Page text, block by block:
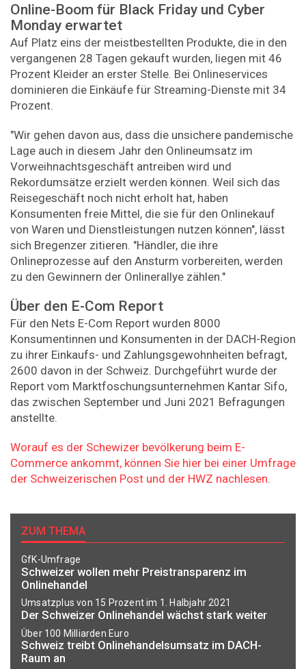
Online-Boom für Black Friday und Cyber
Monday erwartet
Auf Platz eins der meistbestellten Produkte, die in den
vergangenen 28 Tagen gekauft wurden, liegen mit 46
Prozent Kleider an erster Stelle. Bei Onlineservices
dominieren die Einkäufe für Streaming-Dienste mit 34
Prozent.
"Wir gehen davon aus, dass die unsichere pandemische
Lage auch in diesem Jahr den Onlineumsatz im
Vorweihnachtsgeschäft antreiben wird und
Rekordumsätze erzielt werden können. Weil sich das
Reisegeschäft noch nicht erholt hat, haben
Konsumenten freie Mittel, die sie für den Onlinekauf
von Waren und Dienstleistungen nutzen können", lässt
sich Bregenzer zitieren. "Händler, die ihre
Onlineprozesse auf den Ansturm vorbereiten, werden
zu den Gewinnern der Onlinerallye zählen."
Über den E-Com Report
Für den Nets E-Com Report wurden 8000
Konsumentinnen und Konsumenten in der DACH-Region
zu ihrer Einkaufs- und Zahlungsgewohnheiten befragt,
2600 davon in der Schweiz. Durchgeführt wurde der
Report vom Marktfoschungsunternehmen Kantar Sifo,
das zwischen September und Juni 2021 Befragungen
anstellte.
Worauf es der Schewizer bevölkerung beim E-
Commerce ankommt, können Sie hier bei einer Umfrage
der Schweizerischen Post und der HWZ nachlesen.
ZUM THEMA
GfK-Umfrage
Schweizer wollen mehr Preistransparenz im
Onlinehandel
Umsatzplus von 15 Prozent im 1. Halbjahr 2021
Der Schweizer Onlinehandel wächst stark weiter
Über 100 Milliarden Euro
Schweiz treibt Onlinehandelsumsatz im DACH-
Raum an